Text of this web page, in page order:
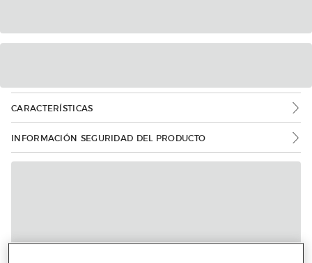
CARACTERÍSTICAS
INFORMACIÓN SEGURIDAD DEL PRODUCTO